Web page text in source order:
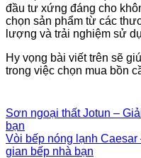
đầu tư xứng đáng cho
chọn sản phẩm từ các
lượng và trải nghiệm sử
Hy vọng bài viết trên sẽ
trong việc chọn mua bồn
Sơn ngoại thất Jotun –
bạn
Vòi bếp nóng lạnh
gian bếp nhà bạn